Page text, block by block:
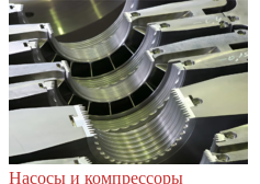
Насосы и компрессоры